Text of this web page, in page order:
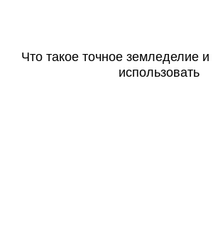
Что такое точное земледелие и
использовать